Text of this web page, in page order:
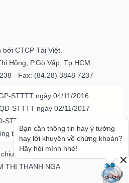
bởi CTCP Tài Việt.
Hồng, P.Gò Vấp, Tp.HCM
- Fax: (84.28) 3848 7237
STTTT ngày 04/11/2016
STTTT ngày 02/11/2017
STTTT-ICP ngày 20/07/2023
tin và Truyền thông TPHCM
trách nhiệm
THỊ THANH NGA
Bạn cần thông tin hay ý tưởng
hay lời khuyên về chứng khoán?
Hãy hỏi mình nhé!